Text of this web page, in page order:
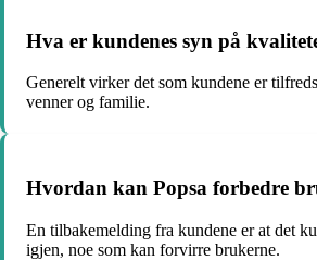
Hva er kundenes syn på
Generelt virker det som kundene er
venner og familie.
Hvordan kan Popsa forbedre
En tilbakemelding fra kundene er at det
igjen, noe som kan forvirre brukerne.